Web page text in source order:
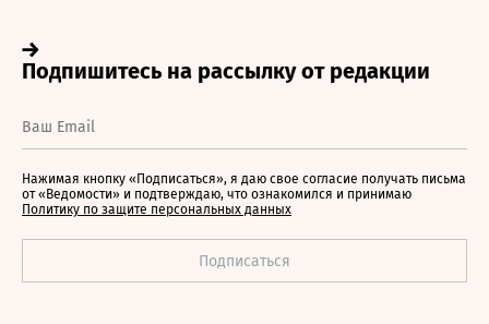
Нажимая кнопку «Подписаться», я даю свое согласие получать письма
от «Ведомости» и подтверждаю, что ознакомился и принимаю
Политику по защите персональных данных